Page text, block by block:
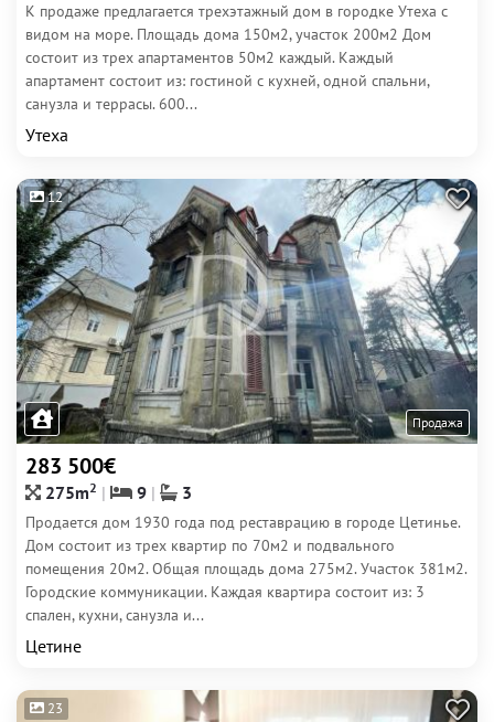
К продаже предлагается трехэтажный дом в городке Утеха с
видом на море. Площадь дома 150м2, участок 200м2 Дом
состоит из трех апартаментов 50м2 каждый. Каждый
апартамент состоит из: гостиной с кухней, одной спальни,
санузла и террасы. 600...
Утеха
12
Продажа
283 500€
275m2 9 3
Продается дом 1930 года под реставрацию в городе Цетинье.
Дом состоит из трех квартир по 70м2 и подвального
помещения 20м2. Общая площадь дома 275м2. Участок 381м2.
Городские коммуникации. Каждая квартира состоит из: 3
спален, кухни, санузла и...
Цетине
23